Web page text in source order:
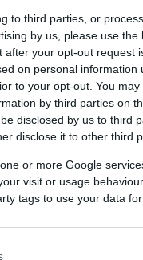
to third parties, or
by us, please use the
your opt-out request
on personal information
to your opt-out. You
by third parties on
disclosed by us to third
disclose it to other third
or more Google
visit or usage
tags to use your data